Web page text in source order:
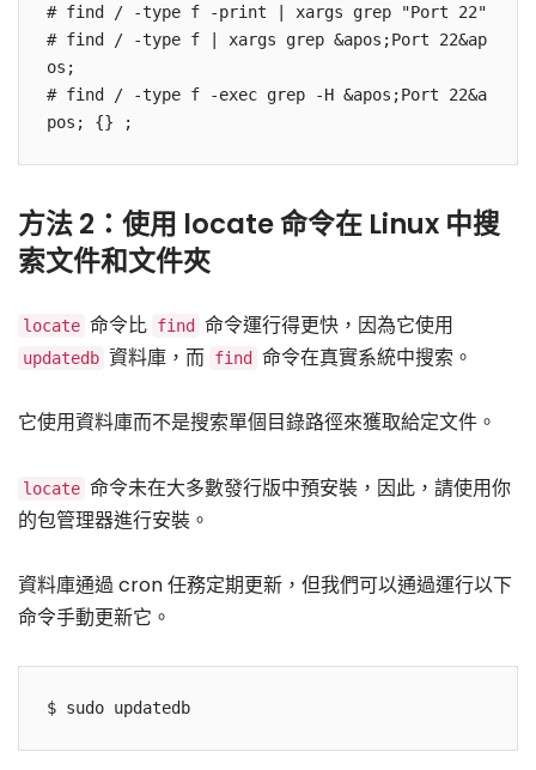
# find / -type f -print | xargs grep "Port 22"
# find / -type f | xargs grep &apos;Port 22&ap
os;
# find / -type f -exec grep -H &apos;Port 22&a
pos; {} ;
方法 2：使用 locate 命令在 Linux 中搜
索文件和文件夾
locate 命令比 find 命令運行得更快，因為它使用
updatedb 資料庫，而 find 命令在真實系統中搜索。
它使用資料庫而不是搜索單個目錄路徑來獲取給定文件。
locate 命令未在大多數發行版中預安裝，因此，請使用你
的包管理器進行安裝。
資料庫通過 cron 任務定期更新，但我們可以通過運行以下
命令手動更新它。
$ sudo updatedb